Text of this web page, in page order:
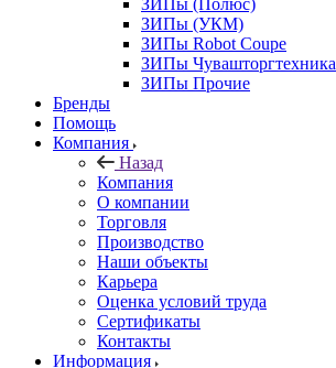
ЗИПы (Полюс)
ЗИПы (УКМ)
ЗИПы Robot Coupe
ЗИПы Чувашторгтехника
ЗИПы Прочие
Бренды
Помощь
Компания
Назад
Компания
О компании
Торговля
Производство
Наши объекты
Карьера
Оценка условий труда
Сертификаты
Контакты
Информация